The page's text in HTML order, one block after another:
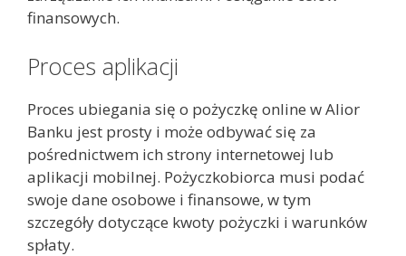
finansowych.
Proces aplikacji
Proces ubiegania się o pożyczkę online w Alior
Banku jest prosty i może odbywać się za
pośrednictwem ich strony internetowej lub
aplikacji mobilnej. Pożyczkobiorca musi podać
swoje dane osobowe i finansowe, w tym
szczegóły dotyczące kwoty pożyczki i warunków
spłaty.